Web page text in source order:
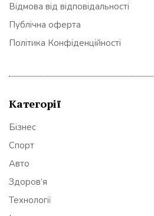
Відмова від відповідальності
Публічна оферта
Політика Конфіденційності
Категорії
Бізнес
Спорт
Авто
Здоров’я
Технології